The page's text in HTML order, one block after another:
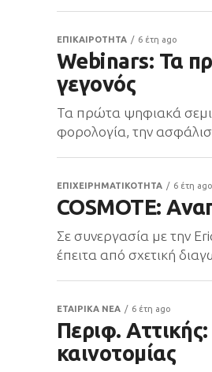
ΕΠΙΚΑΙΡΟΤΗΤΑ 6 έτη ago
Webinars: Τα
γεγονός
Τα πρώτα ψηφιακά
φορολογία, την
ΕΠΙΧΕΙΡΗΜΑΤΙΚΟΤΗΤΑ 6 έτη ago
COSMOTE:
Σε συνεργασία με την
έπειτα από σχετική
ΕΤΑΙΡΙΚΑ ΝΕΑ 6 έτη ago
Περιφ.
καινοτομίας